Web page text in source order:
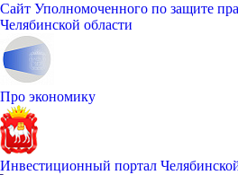
Сайт Уполномоченного по защите
Челябинской области
Про экономику
Инвестиционный портал